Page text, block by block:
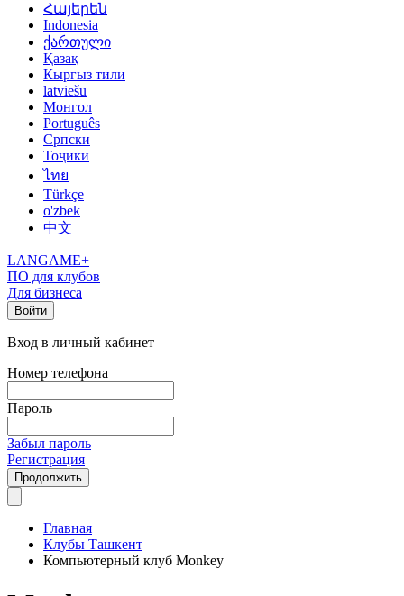
Հայերեն
Indonesia
ქართული
Қазақ
Кыргыз тили
latviešu
Монгол
Português
Српски
Тоҷикӣ
ไทย
Türkçe
o'zbek
中文
LANGAME+
ПО для клубов
Для бизнеса
Войти
Вход в личный кабинет
Номер телефона
Пароль
Забыл пароль
Регистрация
Продолжить
Главная
Клубы Ташкент
Компьютерный клуб Monkey